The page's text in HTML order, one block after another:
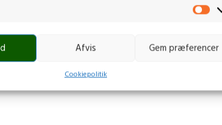
Afvis Gem præferencer
Cookiepolitik